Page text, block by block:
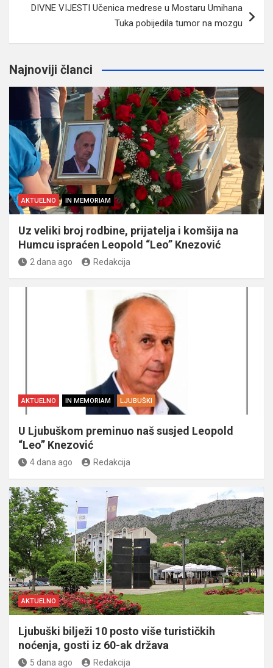
DIVNE VIJESTI Učenica medrese u Mostaru Umihana
Tuka pobijedila tumor na mozgu
Najnoviji članci
AKTUELNO IN MEMORIAM
Uz veliki broj rodbine, prijatelja i komšija na
Humcu ispraćen Leopold “Leo” Knezović
2 dana ago Redakcija
AKTUELNO IN MEMORIAM LJUBUŠKI
U Ljubuškom preminuo naš susjed Leopold
“Leo” Knezović
4 dana ago Redakcija
AKTUELNO
Ljubuški bilježi 10 posto više turističkih
noćenja, gosti iz 60-ak država
5 dana ago Redakcija